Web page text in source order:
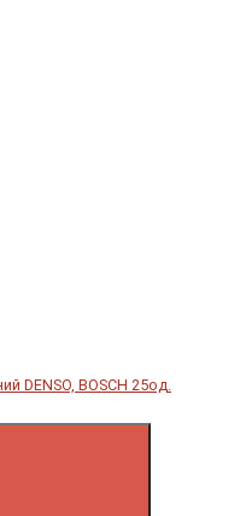
DENSO, BOSCH 25од.